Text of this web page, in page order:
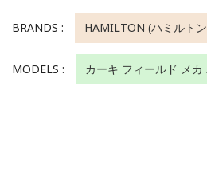
BRANDS : HAMILTON (ハミルト
MODELS : カーキ フィールド メ